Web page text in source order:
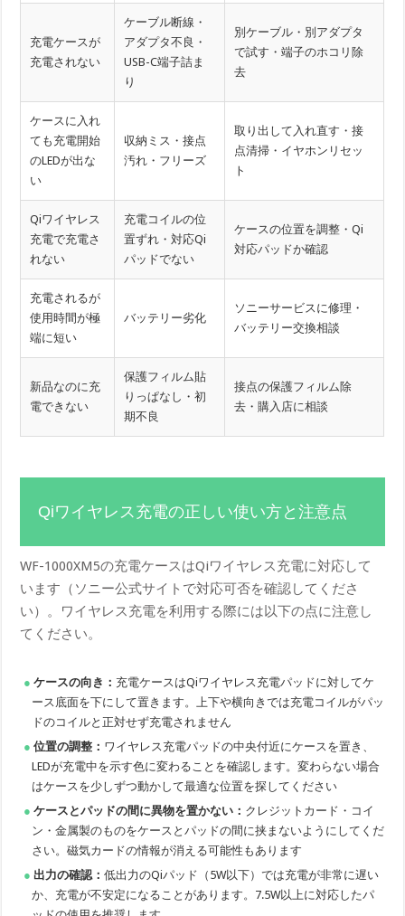
充電ケースが
充電されない
ケーブル断線・
アダプタ不良・
USB-C端子詰ま
り
別ケーブル・別アダプタ
で試す・端子のホコリ除
去
ケースに入れ
ても充電開始
のLEDが出な
い
収納ミス・接点
汚れ・フリーズ
取り出して入れ直す・接
点清掃・イヤホンリセッ
ト
Qiワイヤレス
充電で充電さ
れない
充電コイルの位
置ずれ・対応Qi
パッドでない
ケースの位置を調整・Qi
対応パッドか確認
充電されるが
使用時間が極
端に短い
バッテリー劣化
ソニーサービスに修理・
バッテリー交換相談
新品なのに充
電できない
保護フィルム貼
りっぱなし・初
期不良
接点の保護フィルム除
去・購入店に相談
Qiワイヤレス充電の正しい使い方と注意点
WF-1000XM5の充電ケースはQiワイヤレス充電に対応して
います（ソニー公式サイトで対応可否を確認してくださ
い）。ワイヤレス充電を利用する際には以下の点に注意し
てください。
ケースの向き： 充電ケースはQiワイヤレス充電パッドに対してケ
ース底面を下にして置きます。上下や横向きでは充電コイルがパッ
ドのコイルと正対せず充電されません
位置の調整： ワイヤレス充電パッドの中央付近にケースを置き、
LEDが充電中を示す色に変わることを確認します。変わらない場合
はケースを少しずつ動かして最適な位置を探してください
ケースとパッドの間に異物を置かない： クレジットカード・コイ
ン・金属製のものをケースとパッドの間に挟まないようにしてくだ
さい。磁気カードの情報が消える可能性もあります
出力の確認：低出力のQiパッド（5W以下）では充電が非常に遅い
か、充電が不安定になることがあります。7.5W以上に対応したパ